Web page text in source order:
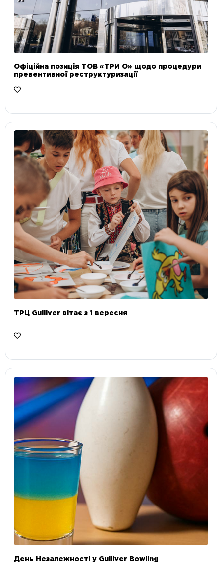
Офіційна позиція ТОВ «ТРИ О» щодо процедури
превентивної реструктуризації
ТРЦ Gulliver вітає з 1 вересня
День Незалежності у Gulliver Bowling